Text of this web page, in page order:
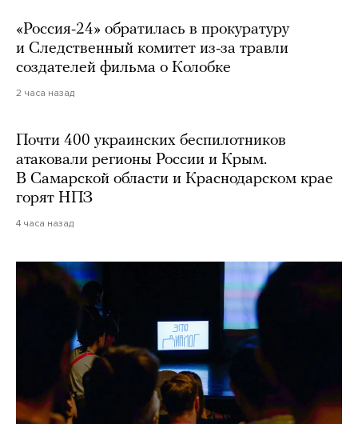
«Россия-24» обратилась в прокуратуру
и Следственный комитет из-за травли
создателей фильма о Колобке
2 часа назад
Почти 400 украинских беспилотников
атаковали регионы России и Крым.
В Самарской области и Краснодарском крае
горят НПЗ
4 часа назад